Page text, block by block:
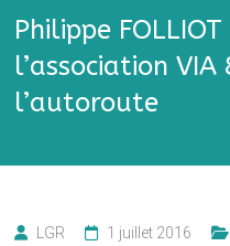
Philippe
l’association
l’autoroute
LGR 1 juillet 2016